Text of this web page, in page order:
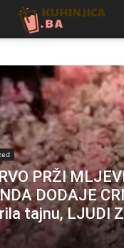
PRŽI
DODAJE
tajnu, LJUDI